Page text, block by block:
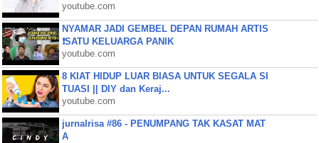
youtube.com
NYAMAR JADI GEMBEL DEPAN RUMAH ARTIS
❗SATU KELUARGA PANIK
youtube.com
8 KIAT HIDUP LUAR BIASA UNTUK SEGALA SI
TUASI || DIY dan Keraj...
youtube.com
jurnalrisa #86 - PENUMPANG TAK KASAT MAT
A